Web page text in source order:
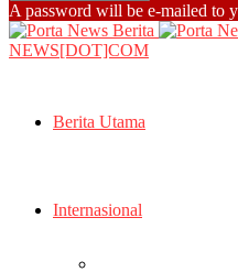
A password will be e-mailed to
NEWS[DOT]COM
Berita Utama
Internasional